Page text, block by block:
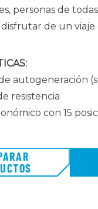
personas de
de un viaje
autogeneración
resistencia
con 15